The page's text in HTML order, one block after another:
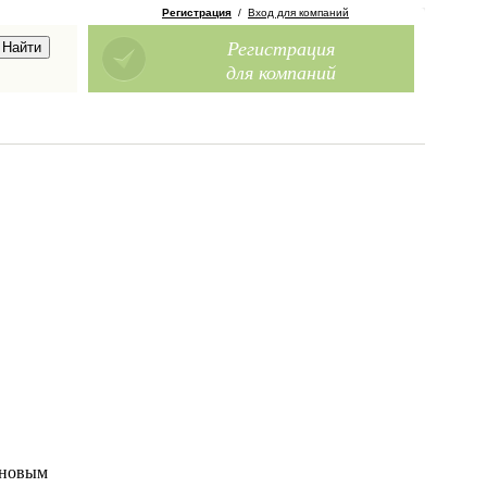
Регистрация / Вход для компаний
Регистрация
для компаний